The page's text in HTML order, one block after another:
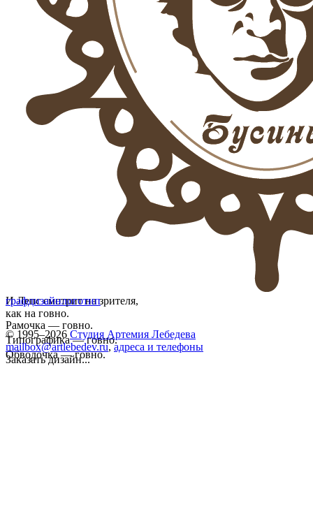
И Лепс смотрит на зрителя,
как на говно.
Рамочка — говно.
Типографика — говно.
Обводочка — говно.
графдизайнлоготип
© 1995–2026 Студия Артемия Лебедева
mailbox@artlebedev.ru, адреса и телефоны
Заказать дизайн...